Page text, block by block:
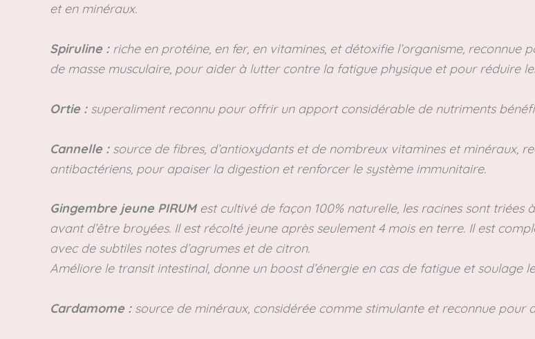
et en minéraux.
Spiruline : riche en protéine, en fer, en vitamines, et détoxifie l’organisme,
de masse musculaire, pour aider à lutter contre la fatigue physique et pour réduire
Ortie : superaliment reconnu pour offrir un apport considérable de nutriments
Cannelle : source de fibres, d’antioxydants et de nombreux vitamines et minéraux,
antibactériens, pour apaiser la digestion et renforcer le système immunitaire.
Gingembre jeune PIRUMest cultivé de façon 100% naturelle, les racines sont triées
avant d’être broyées. Il est récolté jeune après seulement 4 mois en terre. Il est
avec de subtiles notes d’agrumes et de citron.
Améliore le transit intestinal, donne un boost d’énergie en cas de fatigue et soulage
Cardamome : source de minéraux, considérée comme stimulante et reconnue pour